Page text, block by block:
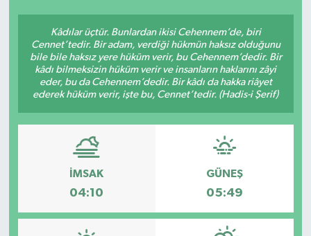
Kâdılar üçtür. Bunlardan ikisi Cehennem’de, biri
Cennet’tedir. Bir adam, verdiği hükmün haksız olduğunu
bile bile haksız yere hüküm verir, bu Cehennem’dedir. Bir
kâdı bilmeksizin hüküm verir ve insanların haklarını zâyi
eder, bu da Cehennem’dedir. Bir kâdı da hakka riâyet
ederek hüküm verir, işte bu, Cennet’tedir. (Hadis-i Şerif)
İMSAK
04:10
GÜNEŞ
05:49
Sağlık
Teknoloji